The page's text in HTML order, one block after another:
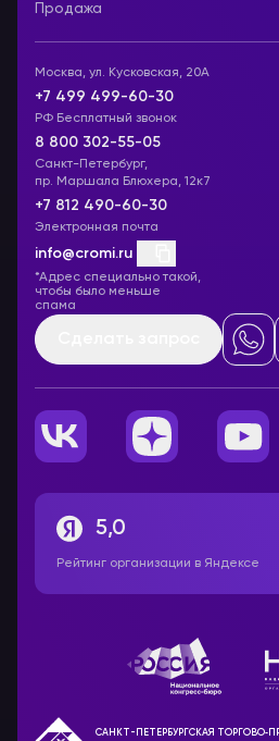
Продажа
Москва, ул. Кусковская, 20А
+7 499 499-60-30
РФ Бесплатный звонок
8 800 302-55-05
Санкт-Петербург,
пр. Маршала Блюхера, 12к7
+7 812 490-60-30
Электронная почта
info@cromi.ru
*Адрес специально такой,
чтобы было меньше
спама
5,0
Рейтинг организации в Яндексе
САНКТ-ПЕТЕРБУРГСКАЯ